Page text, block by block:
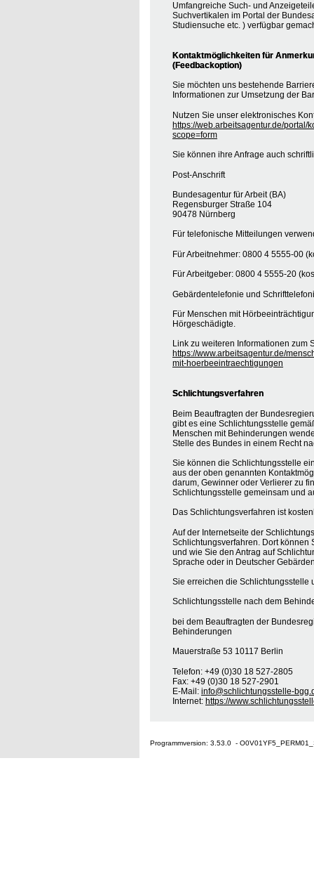
Umfangreiche Such- und
Suchvertikalen im Portal der
Studiensuche etc. ) verfügbar
Kontaktmöglichkeiten für
(Feedbackoption)
Sie möchten uns bestehende
Informationen zur Umsetzung der
Nutzen Sie unser elektronisches
https://web.arbeitsagentur.de/portal/
scope=form
Sie können ihre Anfrage auch
Post-Anschrift
Bundesagentur für Arbeit (BA)
Regensburger Straße 104
90478 Nürnberg
Für telefonische Mitteilungen
Für Arbeitnehmer: 0800 4 5555-00
Für Arbeitgeber: 0800 4 5555-20
Gebärdentelefonie und
Für Menschen mit
Hörgeschädigte.
Link zu weiteren Informationen zum
https://www.arbeitsagentur.de/
mit-hoerbeeintraechtigungen
Schlichtungsverfahren
Beim Beauftragten der
gibt es eine Schlichtungsstelle
Menschen mit Behinderungen
Stelle des Bundes in einem Recht
Sie können die Schlichtungsstelle
aus der oben genannten
darum, Gewinner oder Verlierer zu
Schlichtungsstelle gemeinsam und
Das Schlichtungsverfahren ist
Auf der Internetseite der
Schlichtungsverfahren. Dort können
und wie Sie den Antrag auf
Sprache oder in Deutscher
Sie erreichen die Schlichtungsstelle
Schlichtungsstelle nach dem
bei dem Beauftragten der
Behinderungen
Mauerstraße 53 10117 Berlin
Telefon: +49 (0)30 18 527-2805
Fax: +49 (0)30 18 527-2901
E-Mail: info@schlichtungsstelle-
Internet: https://
Programmversion: 3.53.0 -